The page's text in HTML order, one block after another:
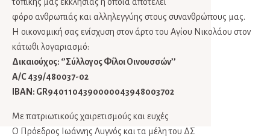
φόρο ανθρωπιάς και αλληλεγγύης στους συνανθρώπους μας.
Η οικονομική σας ενίσχυση στον άρτο του Αγίου Νικολάου στον
κάτωθι λογαριασμό:
Δικαιούχος: ‘’Σύλλογος Φίλοι Οινουσσών’’
A/C 439/480037-02
IBAN: GR9401104390000043948003702
Με πατριωτικούς χαιρετισμούς και ευχές
Ο Πρόεδρος Ιωάννης Λυγνός και τα μέλη του ΔΣ